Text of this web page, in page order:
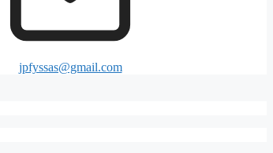
jpfyssas@gmail.com